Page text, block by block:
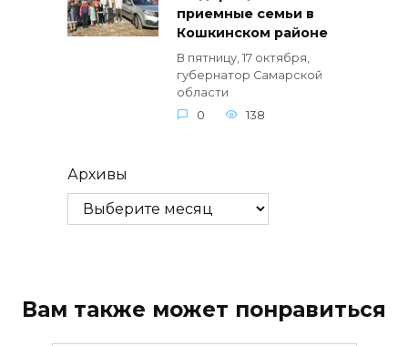
приемные семьи в
Кошкинском районе
В пятницу, 17 октября,
губернатор Самарской
области
0
138
Архивы
Вам также может понравиться